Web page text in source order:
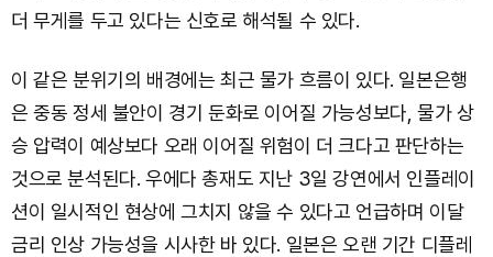
더 무게를 두고 있다는 신호로 해석될 수 있다.
이 같은 분위기의 배경에는 최근 물가 흐름이 있다. 일본은행
은 중동 정세 불안이 경기 둔화로 이어질 가능성보다, 물가 상
승 압력이 예상보다 오래 이어질 위험이 더 크다고 판단하는
것으로 분석된다. 우에다 총재도 지난 3일 강연에서 인플레이
션이 일시적인 현상에 그치지 않을 수 있다고 언급하며 이달
금리 인상 가능성을 시사한 바 있다. 일본은 오랜 기간 디플레